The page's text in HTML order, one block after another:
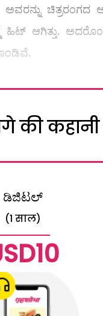
ಚಿತ್ರರಂಗದ
ಹಿಟ್ ಆಗಿತ್ತು.
की
ಡಿಜಿಟಲ್
(1 साल)